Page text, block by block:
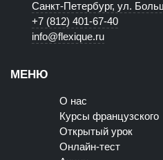
Санкт-Петербург, ул.
+7 (812) 401-67-40
info@flexique.ru
МЕНЮ
О нас
Курсы французского
Открытый урок
Онлайн-тест